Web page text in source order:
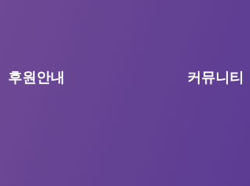
후원안내 커뮤니티